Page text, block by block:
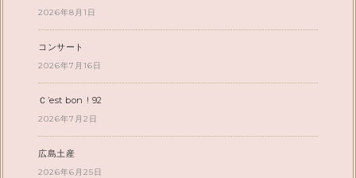
2026年8月1日
コンサート
2026年7月16日
Ｃ’est bon ! 92
2026年7月2日
広島土産
2026年6月25日